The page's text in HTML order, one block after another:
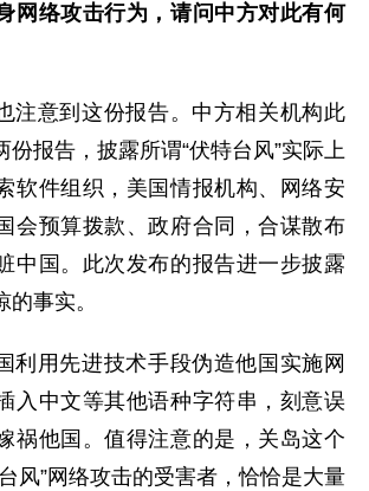
网络攻击行为，请问中方对此有何
注意到这份报告。中方相关机构此
份报告，披露所谓“伏特台风”实际上
软件组织，美国情报机构、网络安
会预算拨款、政府合同，合谋散布
中国。此次发布的报告进一步披露
事实。
利用先进技术手段伪造他国实施网
入中文等其他语种字符串，刻意误
祸他国。值得注意的是，关岛这个
风”网络攻击的受害者，恰恰是大量